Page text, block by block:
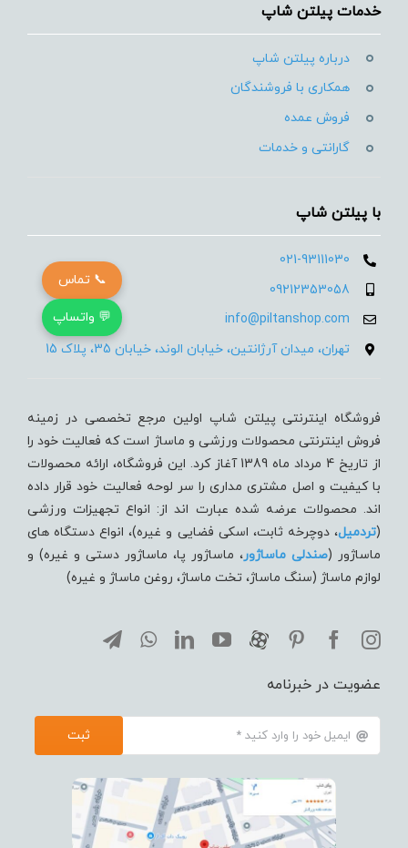
خدمات پیلتن شاپ
درباره پیلتن شاپ
همکاری با فروشندگان
فروش عمده
گارانتی و خدمات
با پیلتن شاپ
021-93111030
09212353058
info@piltanshop.com
تهران، میدان آرژانتین، خیابان الوند، خیابان 35، پلاک 15
فروشگاه اینترنتی پیلتن شاپ اولین مرجع تخصصی در زمینه
فروش اینترنتی محصولات ورزشی و ماساژ است که فعالیت خود را
از تاریخ 4 مرداد ماه 1389 آغاز کرد. این فروشگاه، ارائه محصولات
با کیفیت و اصل مشتری مداری را سر لوحه فعالیت خود قرار داده
اند. محصولات عرضه شده عبارت اند از: انواع تجهیزات ورزشی
(تردميل، دوچرخه ثابت، اسکی فضایی و غیره)، انواع دستگاه های
ماساژور (صندلی ماساژور، ماساژور پا، ماساژور دستی و غیره) و
لوازم ماساژ (سنگ ماساژ، تخت ماساژ، روغن ماساژ و غیره)
عضویت در خبرنامه
ثبت
📞 تماس
💬 واتساپ